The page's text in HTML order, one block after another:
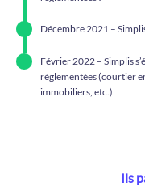
Décembre 2021 –
Février 2022 – Simplis
réglementées (courtier
immobiliers, etc.)
Ils